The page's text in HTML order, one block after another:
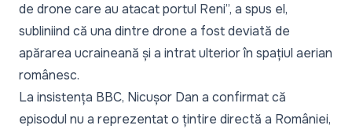
de drone care au atacat portul Reni”, a spus el,
subliniind că una dintre drone a fost deviată de
apărarea ucraineană și a intrat ulterior în spațiul aerian
românesc.
La insistența BBC, Nicușor Dan a confirmat că
episodul nu a reprezentat o țintire directă a României,